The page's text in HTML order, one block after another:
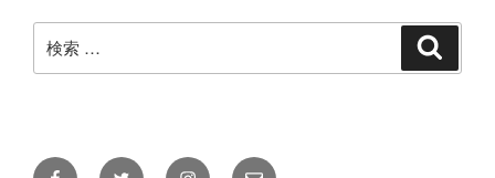
索:
FacebookTwitter Instagramメ